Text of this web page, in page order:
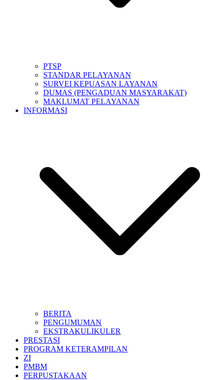
PTSP
STANDAR PELAYANAN
SURVEI KEPUASAN LAYANAN
DUMAS (PENGADUAN MASYARAKAT)
MAKLUMAT PELAYANAN
INFORMASI
BERITA
PENGUMUMAN
EKSTRAKULIKULER
PRESTASI
PROGRAM KETERAMPILAN
ZI
PMBM
PERPUSTAKAAN